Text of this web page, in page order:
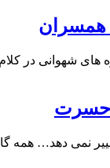
همسران
های شهوانی در
حسرت
نمی دهد… همه